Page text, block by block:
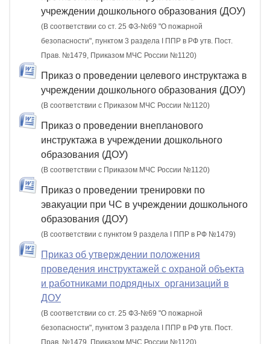
учреждении дошкольного образования (ДОУ)
(В соответствии со ст. 25 ФЗ-№69 "О пожарной
безопасности", пунктом 3 раздела I ППР в РФ утв. Пост.
Прав. №1479, Приказом МЧС России №1120)
Приказ о проведении целевого инструктажа в
учреждении дошкольного образования (ДОУ)
(В соответствии с Приказом МЧС России №1120)
Приказ о проведении внепланового
инструктажа в учреждении дошкольного
образования (ДОУ)
(В соответствии с Приказом МЧС России №1120)
Приказ о проведении тренировки по
эвакуации при ЧС в учреждении дошкольного
образования (ДОУ)
(В соответствии с пунктом 9 раздела I ППР в РФ №1479)
Приказ об утверждении положения
проведения инструктажей с охраной объекта
и работниками подрядных организаций в
ДОУ
(В соответствии со ст. 25 ФЗ-№69 "О пожарной
безопасности", пунктом 3 раздела I ППР в РФ утв. Пост.